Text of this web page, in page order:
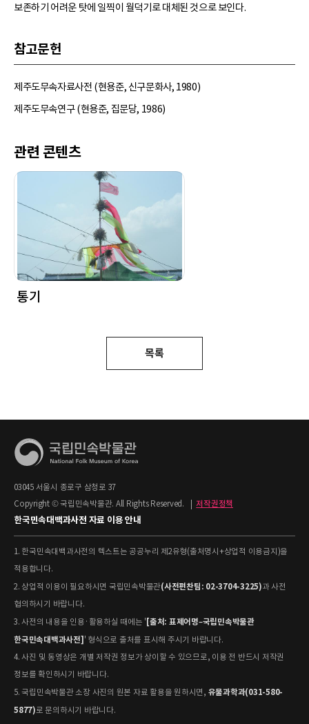
보존하기 어려운 탓에 일찍이 월덕기로 대체된 것으로 보인다.
참고문헌
제주도무속자료사전 (현용준, 신구문화사, 1980)
제주도무속연구 (현용준, 집문당, 1986)
관련 콘텐츠
통기
목록
03045 서울시 종로구 삼청로 37
Copyright © 국립민속박물관. All Rights Reserved.
저작권정책
한국민속대백과사전 자료 이용 안내
1. 한국민속대백과사전의 텍스트는 공공누리 제2유형(출처명시+상업적 이용금지)을
적용합니다.
2. 상업적 이용이 필요하시면 국립민속박물관(사전편찬팀: 02-3704-3225)과 사전
협의하시기 바랍니다.
3. 사전의 내용을 인용·활용하실 때에는 ' [출처: 표제어명–국립민속박물관
한국민속대백과사전] ' 형식으로 출처를 표시해 주시기 바랍니다.
4. 사진 및 동영상은 개별 저작권 정보가 상이할 수 있으므로, 이용 전 반드시 저작권
정보를 확인하시기 바랍니다.
5. 국립민속박물관 소장 사진의 원본 자료 활용을 원하시면, 유물과학과(031-580-
5877) 로 문의하시기 바랍니다.